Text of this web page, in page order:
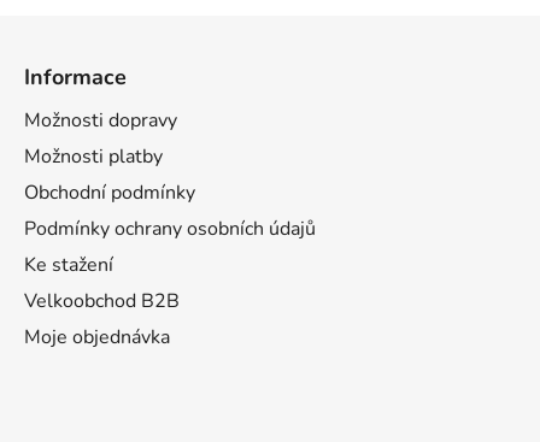
Informace
Možnosti dopravy
Možnosti platby
Obchodní podmínky
Podmínky ochrany osobních údajů
Ke stažení
Velkoobchod B2B
Moje objednávka